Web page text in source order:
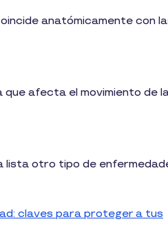
anatómicamente con
que afecta el movimiento de
lista otro tipo de
claves para proteger a tus